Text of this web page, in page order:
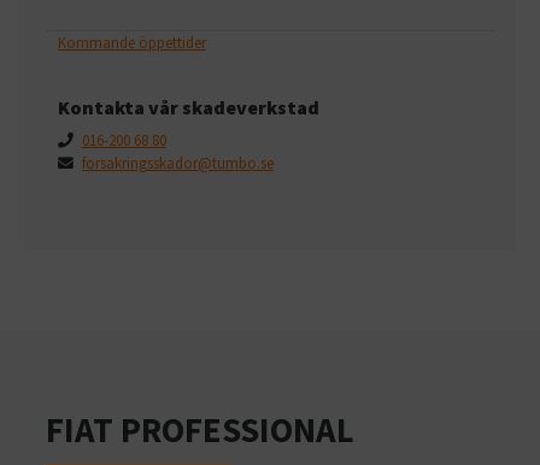
Kommande öppettider
Kontakta vår skadeverkstad
016-200 68 80
forsakringsskador@tumbo.se
FIAT PROFESSIONAL